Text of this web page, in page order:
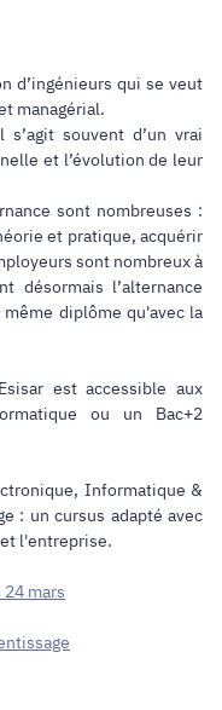
d’ingénieurs qui se veut
managérial.
souvent d’un vrai
et l’évolution de leur
sont nombreuses :
et pratique, acquérir
sont nombreux à
désormais l’alternance
diplôme qu'avec la
est accessible aux
ou un Bac+2
Informatique &
: un cursus adapté avec
l'entreprise.
mars